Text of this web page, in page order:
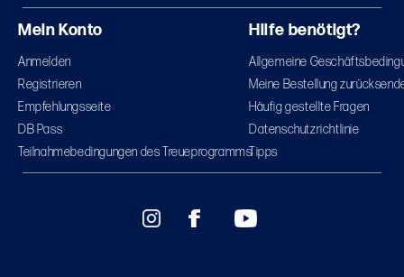
Mein Konto
Anmelden
Registrieren
Empfehlungsseite
DB Pass
Teilnahmebedingungen des Treueprogramms
Hilfe benötigt?
Allgemeine
Meine Bestellung
Häufig gestellte Fragen
Datenschutzrichtlinie
Tipps